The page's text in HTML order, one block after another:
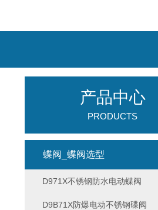
产品中心
PRODUCTS
蝶阀_蝶阀选型
D971X不锈钢防水电动蝶阀
D9B71X防爆电动不锈钢碟阀